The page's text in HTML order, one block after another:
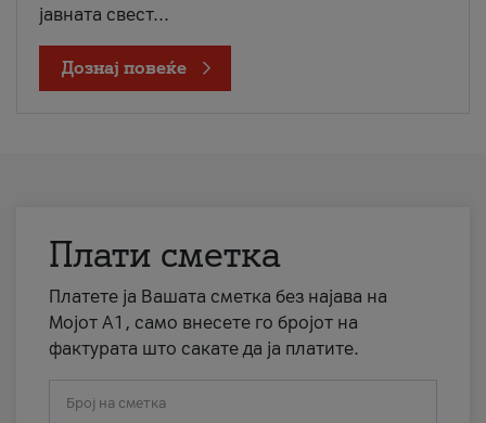
јавната свест...
Дознај повеќе
Плати сметка
Платете ја Вашата сметка без најава на
Мојот А1, само внесете го бројот на
фактурата што сакате да ја платите.
Број на сметка